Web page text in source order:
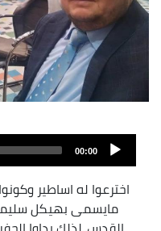
00:00
اخترعوا له اساطير
مايسمى بهيكل